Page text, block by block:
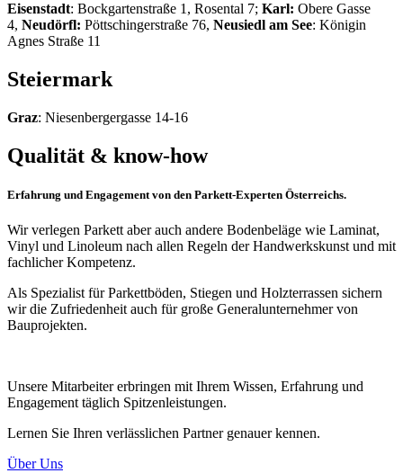
Eisenstadt: Bockgartenstraße 1, Rosental 7; Karl: Obere Gasse
4, Neudörfl: Pöttschingerstraße 76, Neusiedl am See: Königin
Agnes Straße 11
Steiermark
Graz: Niesenbergergasse 14-16
Qualität & know-how
Erfahrung und Engagement von den Parkett-Experten Österreichs.
Wir verlegen Parkett aber auch andere Bodenbeläge wie Laminat,
Vinyl und Linoleum nach allen Regeln der Handwerkskunst und mit
fachlicher Kompetenz.
Als Spezialist für Parkettböden, Stiegen und Holzterrassen sichern
wir die Zufriedenheit auch für große Generalunternehmer von
Bauprojekten.
Unsere Mitarbeiter erbringen mit Ihrem Wissen, Erfahrung und
Engagement täglich Spitzenleistungen.
Lernen Sie Ihren verlässlichen Partner genauer kennen.
Über Uns